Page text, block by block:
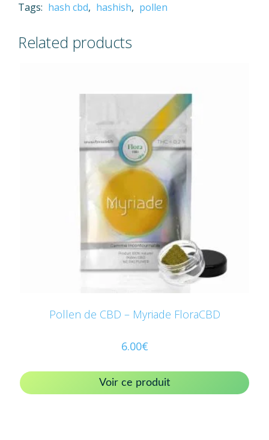
Tags: hash cbd, hashish, pollen
Related products
Pollen de CBD – Myriade FloraCBD
6.00€
Voir ce produit